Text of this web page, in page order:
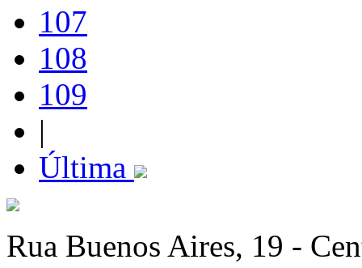
107
108
109
|
Última
Rua Buenos Aires, 19 -